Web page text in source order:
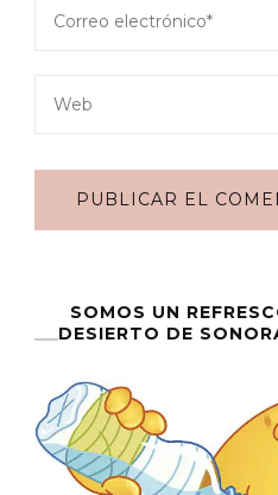
SOMOS UN
DESIERTO DE